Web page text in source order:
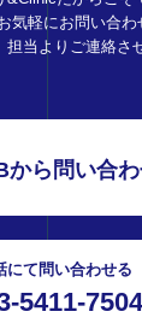
気軽にお問い合わ
当よりご連絡さ
から問い合
にて問い合わせる
5411-